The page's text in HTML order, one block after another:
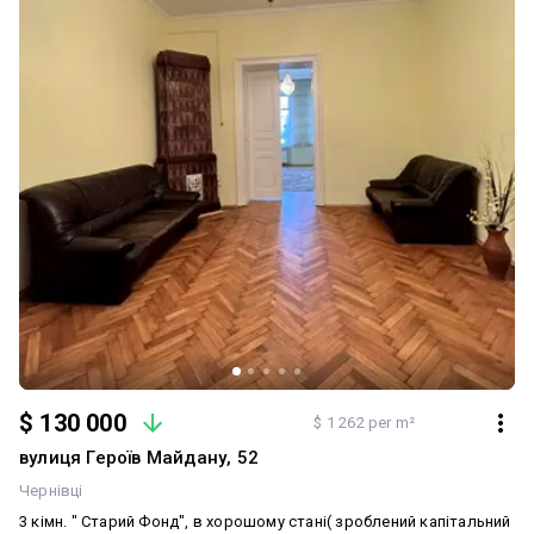
$ 130 000 $ 1 262 per m²
вулиця Героїв Майдану, 52
Чернівці
3 кімн. " Старий Фонд", в хорошому стані( зроблений капітальний